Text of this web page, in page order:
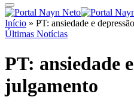
Início » PT: ansiedade e
Últimas Notícias
PT: ansiedade
julgamento